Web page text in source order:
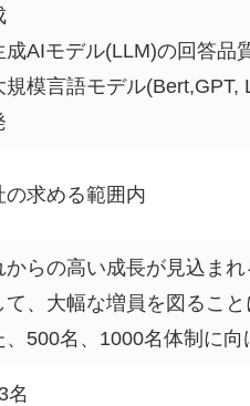
成AIモデル(LLM)の回答品
規模言語モデル
の求める範囲内
からの高い成長が見込ま
て、大幅な増員を図ること
、500名、1000名体制に
名